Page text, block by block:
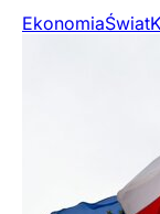
EkonomiaŚwiat